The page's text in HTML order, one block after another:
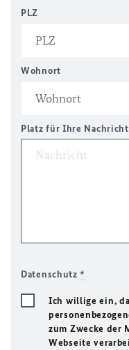
PLZ
Wohnort
Platz für Ihre
Datenschutz*
Ich willige ein,
zum Zwecke der
Webseite